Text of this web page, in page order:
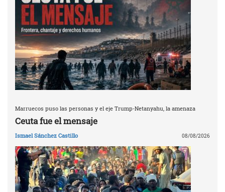
Marruecos puso las personas y el eje Trump-Netanyahu, la amenaza
Ceuta fue el mensaje
Ismael Sánchez Castillo 08/08/2026